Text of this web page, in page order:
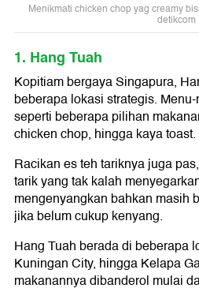
Menikmati chicken chop yag creamy
detikcom
1. Hang Tuah
Kopitiam bergaya Singapura,
beberapa lokasi strategis.
seperti beberapa pilihan
chicken chop, hingga kaya toast.
Racikan es teh tariknya juga
tarik yang tak kalah
mengenyangkan bahkan masih
jika belum cukup kenyang.
Hang Tuah berada di beberapa
Kuningan City, hingga Kelapa
makanannya dibanderol mulai